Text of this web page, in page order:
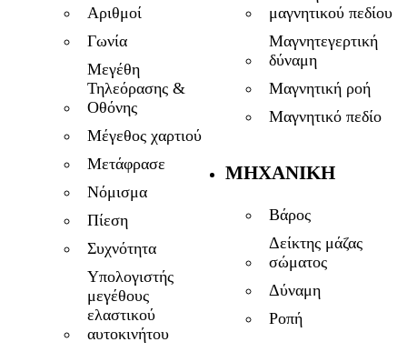
Αριθμοί
Γωνία
Μεγέθη
Τηλεόρασης &
Οθόνης
Μέγεθος χαρτιού
Μετάφρασε
Νόμισμα
Πίεση
Συχνότητα
Υπολογιστής
μεγέθους
ελαστικού
αυτοκινήτου
μαγνητικού πεδίου
Μαγνητεγερτική
δύναμη
Μαγνητική ροή
Μαγνητικό πεδίο
ΜΗΧΑΝΙΚΉ
Βάρος
Δείκτης μάζας
σώματος
Δύναμη
Ροπή